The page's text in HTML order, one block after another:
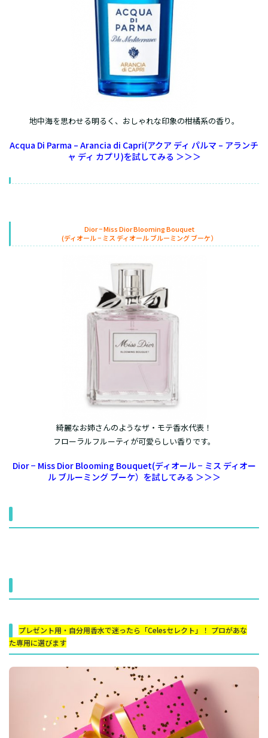
地中海を思わせる明るく、おしゃれな印象の柑橘系の香り。
Acqua Di Parma – Arancia di Capri(アクア ディ パルマ – アランチ
ャ ディ カプリ)を試してみる ＞＞＞
Dior − Miss Dior Blooming Bouquet
(ディオール − ミス ディオール ブルーミング ブーケ）
綺麗なお姉さんのようなザ・モテ香水代表！
フローラルフルーティが可愛らしい香りです。
Dior − Miss Dior Blooming Bouquet(ディオール − ミス ディオー
ル ブルーミング ブーケ）を試してみる ＞＞＞
プレゼント用・自分用香水で迷ったら「Celesセレクト」！ プロがあな
た専用に選びます